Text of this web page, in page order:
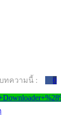
ทความนี้ : 0